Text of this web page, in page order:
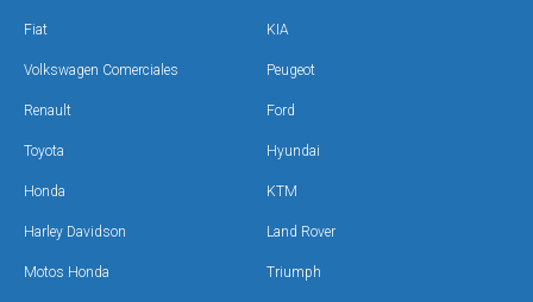
Fiat KIA
Volkswagen Comerciales Peugeot
Renault Ford
Toyota Hyundai
Honda KTM
Harley Davidson Land Rover
Motos Honda Triumph